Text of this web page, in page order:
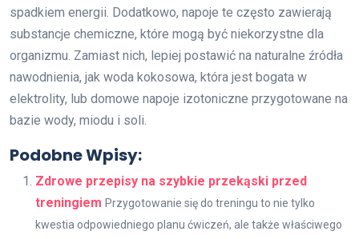
spadkiem energii. Dodatkowo, napoje te często zawierają
substancje chemiczne, które mogą być niekorzystne dla
organizmu. Zamiast nich, lepiej postawić na naturalne źródła
nawodnienia, jak woda kokosowa, która jest bogata w
elektrolity, lub domowe napoje izotoniczne przygotowane na
bazie wody, miodu i soli.
Podobne Wpisy:
Zdrowe przepisy na szybkie przekąski przed
treningiem Przygotowanie się do treningu to nie tylko
kwestia odpowiedniego planu ćwiczeń, ale także właściwego